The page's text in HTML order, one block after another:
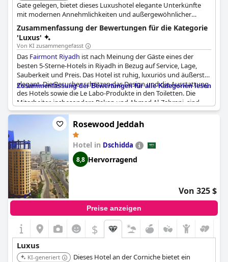
Gate gelegen, bietet dieses Luxushotel elegante Unterkünfte
mit modernen Annehmlichkeiten und außergewöhnlicher
Gastronomie. Es verfügt über ein luxuriöses Spa, einen
Innenpool und liegt günstig in der Nähe des Riyadh Front
Komplexes.
Zusammenfassung der Bewertungen für die Kategorie
'Luxus'
Von KI zusammengefasst
Das Fairmont Riyadh ist nach Meinung der Gäste eines der
besten 5-Sterne-Hotels in Riyadh in Bezug auf Service, Lage,
Sauberkeit und Preis. Das Hotel ist ruhig, luxuriös und äußerst
elegant. Die Besucher schätzen das Design und die Ausstattung
des Hotels sowie die Le Labo-Produkte in den Toiletten. Die
Mitarbeiter, insbesondere Rakan und Ahmed Al-Zahrani, sind
höflich, freundlich und professionell und sorgen für einen
reibungslosen Check-in und Check-out. Das Hotel ist sauber,
ruhig und luxuriös und bietet einen hervorragenden Service,
einschließlich des Restaurants und des Cafés. Die Zimmer sind
geräumig, komfortabel und wunderschön eingerichtet. Das
Fairmont Riyadhist ein Muss für jeden, der den luxuriösen
Lebensstil eines Fünf-Sterne-Hotels in Riyadh erleben möchte.
Zusammenfassung der Bewertungen für alle Kategorien lesen
Rosewood Jeddah
Hotel in Dschidda
8,8 Hervorragend
Von 325 $
Preise anzeigen
$
Luxus
KI-generiert
Dieses Hotel an der Corniche bietet ein